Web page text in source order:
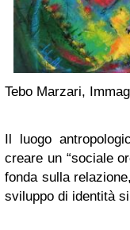
Tebo Marzari,
Il luogo
creare un “sociale
fonda sulla
sviluppo di identità